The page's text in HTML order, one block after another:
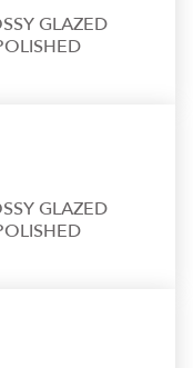
GLAZED
GLAZED